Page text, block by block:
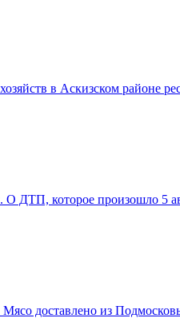
в Аскизском районе
ДТП, которое произошло 5
доставлено из